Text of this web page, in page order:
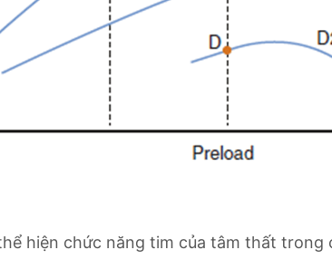
hiện chức năng tim của tâm thất trong